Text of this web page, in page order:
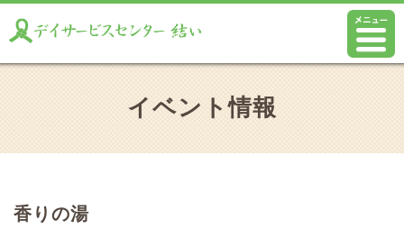
イベント情報
香りの湯